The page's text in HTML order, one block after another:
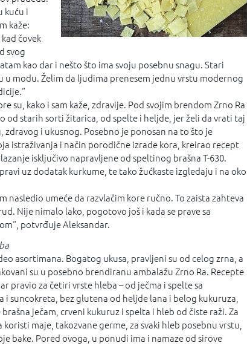
kuću i
kaže:
kad čovek
svog
kao dar i nešto što ima svoju posebnu snagu. Stari
u modu. Želim da ljudima prenesem jednu vrstu modernog
su, kako i sam kaže, zdravije. Pod svojim brendom Zrno Ra
od starih sorti žitarica, od spelte i heljde, jer želi da vrati taj
i ukusnog. Posebno je ponosan na to što je
istraživanja i način porodične izrade kora, kreirao recept
isključivo napravljene od speltinog brašna T-630.
uz dodatak kurkume, te tako žućkaste izgledaju i na oko
nasledio umeće da razvlačim kore ručno. To zaista zahteva
Nije nimalo lako, pogotovo još i kada se prave sa
potvrđuje Aleksandar.
asortimana. Bogatog ukusa, pravljeni su od celog zrna, a
su u posebno brendiranu ambalažu Zrno Ra. Recepte
pravio za četiri vrste hleba – od ječma i spelte sa
i suncokreta, bez glutena od heljde lana i belog kukuruza,
ječam, crveni kukuruz i spelta i hleb od čiste raži. Za
koristi maje, takozvane germe, za svaki hleb posebnu vrstu,
bake. Pored ovoga, u ponudi ima i namaze od sirove